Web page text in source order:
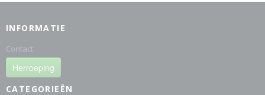
INFORMATIE
Contact
Herroeping
CATEGORIEËN